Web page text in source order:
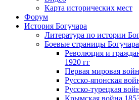
Карта исторических мест
Форум
История Богучара
Литература по истории
Боевые страницы Богучара
Революция и
1920 гг
Первая мировая
Русско-японская
Русско-турецкая
Крымская война